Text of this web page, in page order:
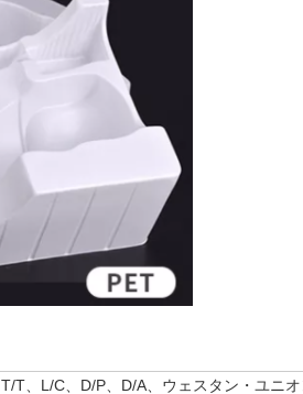
T/T、L/C、D/P、D/A、ウェスタン・ユニ